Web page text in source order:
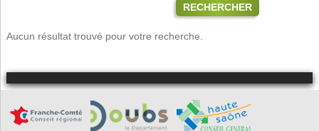
RECHERCHER
Aucun résultat trouvé pour votre recherche.